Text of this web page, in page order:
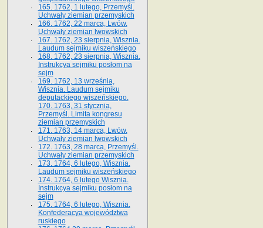
165. 1762, 1 lutego, Przemyśl.
Uchwały ziemian przemyskich
166. 1762, 22 marca, Lwów.
Uchwały ziemian lwowskich
167. 1762, 23 sierpnia, Wisznia.
Laudum sejmiku wiszeńskiego
168. 1762, 23 sierpnia, Wisznia.
Instrukcya sejmiku posłom na
sejm
169. 1762, 13 września,
Wisznia. Laudum sejmiku
deputackiego wiszeńskiego.
170. 1763, 31 stycznia,
Przemyśl. Limita kongresu
ziemian przemyskich
171. 1763, 14 marca, Lwów.
Uchwały ziemian lwowskich
172. 1763, 28 marca, Przemyśl.
Uchwały ziemian przemyskich
173. 1764, 6 lutego, Wisznia.
Laudum sejmiku wiszeńskiego
174. 1764, 6 lutego Wisznia.
Instrukcya sejmiku posłom na
sejm
175. 1764, 6 lutego, Wisznia.
Konfederacya województwa
ruskiego